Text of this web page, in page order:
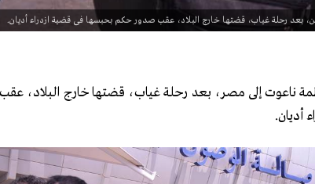
بعد رحلة غياب، قضتها خارج البلاد، عقب صدور حكم بحبسها فى قضية ازدراء أديان.
ناعوت إلى مصر، بعد رحلة غياب، قضتها خارج البلاد،
أديان.